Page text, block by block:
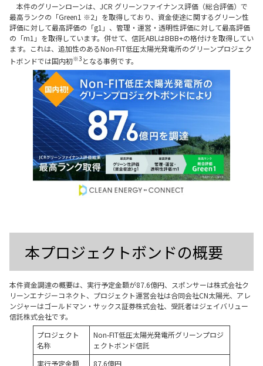
本件のグリーンローンは、JCR グリーンファイナンス評価（総合評価）で
最高ランクの「Green1 ※2」を取得しており、資⾦使途に関するグリーン性
評価に対して最高評価の「g1」、管理・運営・透明性評価に対して最高評価
の「m1」を取得しています。併せて、信託ABLはBBB+の格付けを取得してい
ます。これは、追加性のあるNon-FIT低圧太陽光発電所のグリーンプロジェク
トボンドでは国内初※3 となる事例です。
本プロジェクトボンドの概要
本件資⾦調達の概要は、実⾏予定⾦額が87.6億円、スポンサーは株式会社ク
リーンエナジーコネクト、プロジェクト運営会社は合同会社CN太陽光、アレ
ンジャーはゴールドマン・サックス証券株式会社、受託者はジェイバリュー
信託株式会社です。
プロジェクト
名称
Non-FIT低圧太陽光発電所グリーンプロジ
ェクトボンド信託
実行予定金額
87.6億円